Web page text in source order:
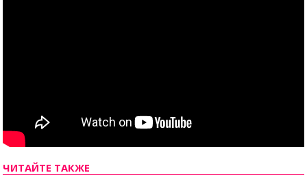
ЧИТАЙТЕ ТАКЖЕ